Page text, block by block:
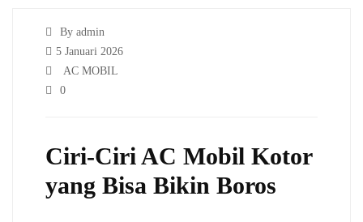
By admin
5 Januari 2026
AC MOBIL
0
Ciri-Ciri AC Mobil Kotor
yang Bisa Bikin Boros